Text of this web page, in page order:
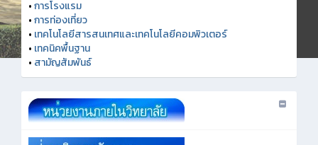
•การโรงแรม
•การท่องเที่ยว
• เทคโนโลยีสารสนเทศและเทคโนโลยีคอมพิวเตอร์
• เทคนิคพื้นฐาน
• สามัญสัมพันธ์